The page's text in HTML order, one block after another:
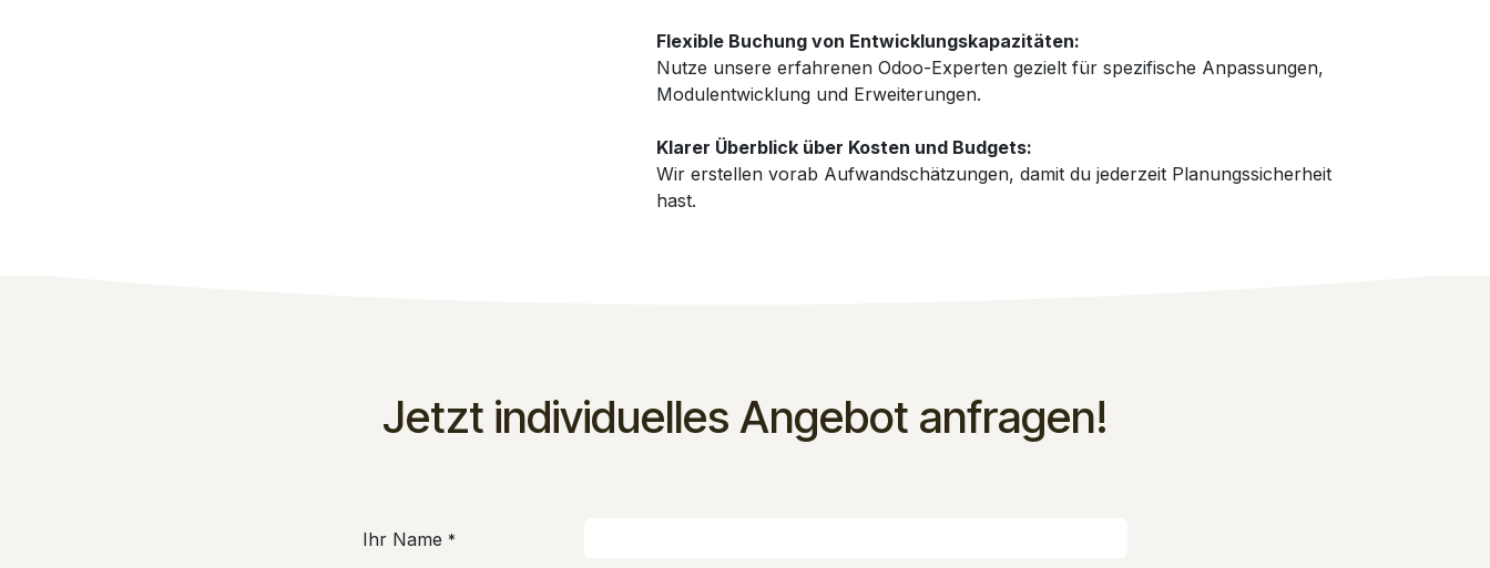
Flexible Buchung von Entwicklungskapazitäten:
Nutze unsere erfahrenen Odoo-Experten gezielt für spezifische Anpassungen,
Modulentwicklung und Erweiterungen.
Klarer Überblick über Kosten und Budgets:
Wir erstellen vorab Aufwandschätzungen, damit du jederzeit Planungssicherheit
hast.
Jetzt individuelles Angebot anfragen!
Ihr Name *